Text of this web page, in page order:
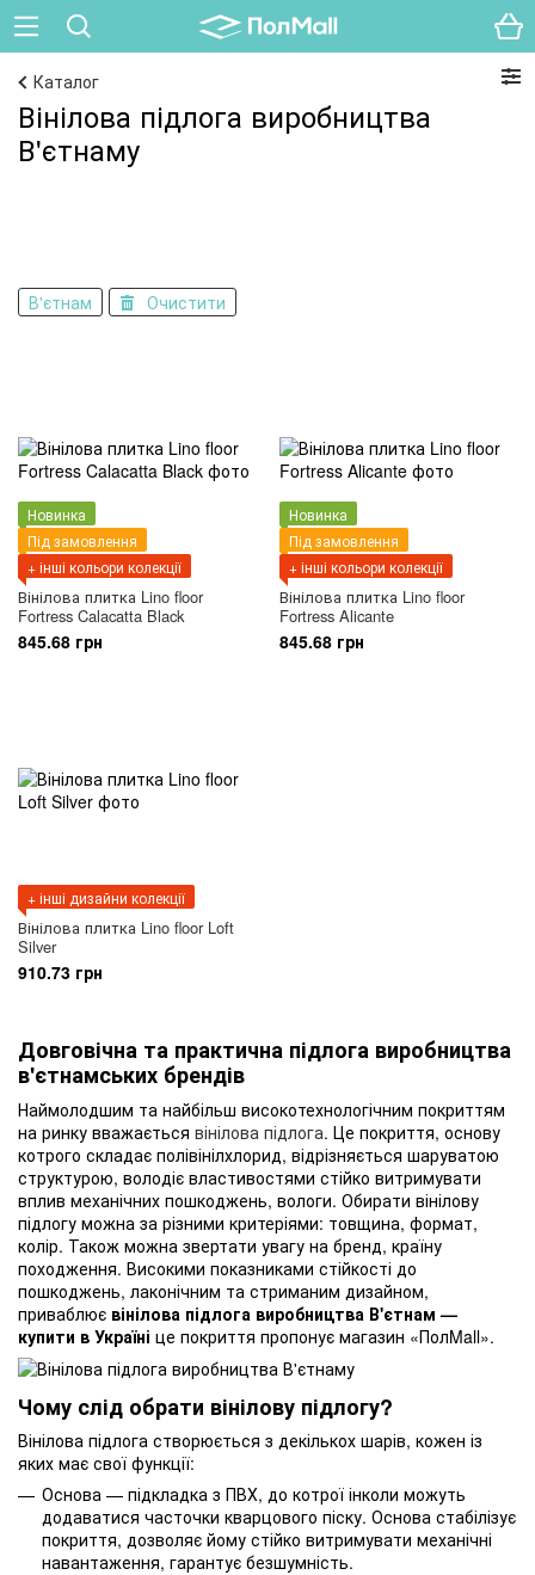
Каталог
Вінілова підлога виробництва
В'єтнаму
В'єтнам Очистити
Новинка
Під замовлення
+ інші кольори колекції
Вінілова плитка Lino floor
Fortress Calacatta Black
845.68 грн
Новинка
Під замовлення
+ інші кольори колекції
Вінілова плитка Lino floor
Fortress Alicante
845.68 грн
+ інші дизайни колекції
Вінілова плитка Lino floor Loft
Silver
910.73 грн
Довговічна та практична підлога виробництва
в'єтнамських брендів
Наймолодшим та найбільш високотехнологічним покриттям
на ринку вважається вінілова підлога. Це покриття, основу
котрого складає полівінілхлорид, відрізняється шаруватою
структурою, володіє властивостями стійко витримувати
вплив механічних пошкоджень, вологи. Обирати вінілову
підлогу можна за різними критеріями: товщина, формат,
колір. Також можна звертати увагу на бренд, країну
походження. Високими показниками стійкості до
пошкоджень, лаконічним та стриманим дизайном,
приваблює вінілова підлога виробництва В'єтнам —
купити в Україні це покриття пропонує магазин «ПолMall».
Чому слід обрати вінілову підлогу?
Вінілова підлога створюється з декількох шарів, кожен із
яких має свої функції:
Основа — підкладка з ПВХ, до котрої інколи можуть
додаватися часточки кварцового піску. Основа стабілізує
покриття, дозволяє йому стійко витримувати механічні
навантаження, гарантує безшумність.